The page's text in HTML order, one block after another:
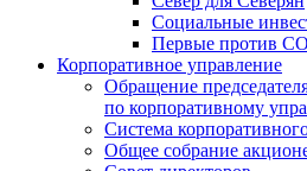
Социальные
Первые против
Корпоративное управление
Обращение
по корпоративному
Система
Общее собрание